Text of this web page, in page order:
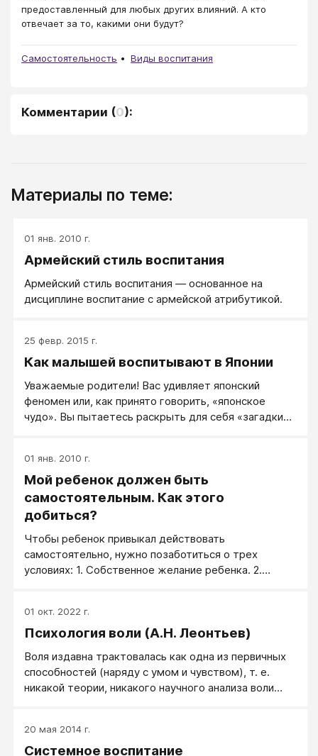
предоставленный для любых других влияний. А кто
отвечает за то, какими они будут?
Самостоятельность Виды воспитания
Комментарии (0):
Материалы по теме:
01 янв. 2010 г.
Армейский стиль воспитания
Армейский стиль воспитания — основанное на
дисциплине воспитание с армейской атрибутикой.
25 февр. 2015 г.
Как малышей воспитывают в Японии
Уважаемые родители! Вас удивляет японский
феномен или, как принято говорить, «японское
чудо». Вы пытаетесь рас­крыть для себя «загадки»
стране в исторически короткие сроки добиться
значительных успехов в деле модернизации
общества и экономики, обеспечив место среди
сильнейших стран мира. Тогда именно для вас мы
раскроем некоторые секреты «икудзи» —
успешного воспитания детей в Японии, которые,
надеемся, помогут вам воспитать своего
маленького самурая.
01 янв. 2010 г.
Мой ребенок должен быть
самостоятельным. Как этого
добиться?
Чтобы ребенок привыкал действовать
самостоятельно, нужно позаботиться о трех
условиях: 1. Собственное желание ребенка. 2.
вознаграждение! Эта идея гениальна, но как ее
осуществить в жизни, не всегда понятно сразу.
01 окт. 2022 г.
Психология воли (А.Н. Леонтьев)
Воля издавна трактовалась как одна из первичных
способностей (наряду с умом и чувством), т. е.
никакой теории, никакого научного анализа воли
20 мая 2014 г.
Системное воспитание